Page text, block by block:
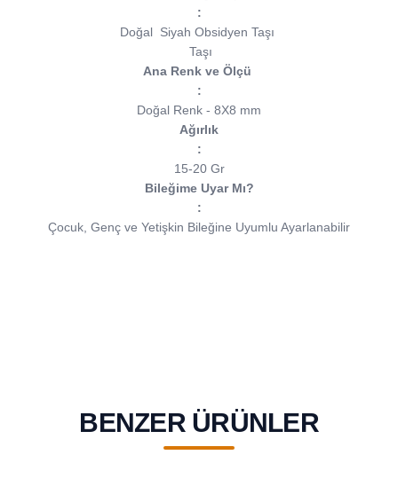
:
Doğal Siyah Obsidyen Taşı
Taşı
Ana Renk ve Ölçü
:
Doğal Renk - 8X8 mm
Ağırlık
:
15-20 Gr
Bileğime Uyar Mı?
:
Çocuk, Genç ve Yetişkin Bileğine Uyumlu Ayarlanabilir
BENZER ÜRÜNLER